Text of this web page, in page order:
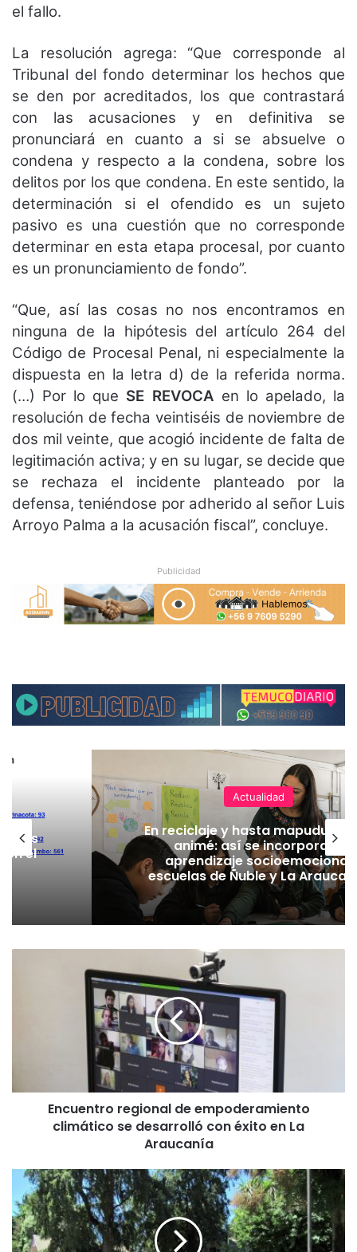
el fallo.
La resolución agrega: “Que corresponde al
Tribunal del fondo determinar los hechos que
se den por acreditados, los que contrastará
con las acusaciones y en definitiva se
pronunciará en cuanto a si se absuelve o
condena y respecto a la condena, sobre los
delitos por los que condena. En este sentido, la
determinación si el ofendido es un sujeto
pasivo es una cuestión que no corresponde
determinar en esta etapa procesal, por cuanto
es un pronunciamiento de fondo”.
“Que, así las cosas no nos encontramos en
ninguna de la hipótesis del artículo 264 del
Código de Procesal Penal, ni especialmente la
dispuesta en la letra d) de la referida norma.
(…) Por lo que SE REVOCA en lo apelado, la
resolución de fecha veintiséis de noviembre de
dos mil veinte, que acogió incidente de falta de
legitimación activa; y en su lugar, se decide que
se rechaza el incidente planteado por la
defensa, teniéndose por adherido al señor Luis
Arroyo Palma a la acusación fiscal”, concluye.
Publicidad
más
en el
Actualidad
En reciclaje y hasta
animé: así se incorpora el
aprendizaje socioemocional
escuelas de Ñuble y La
o
a
l
d
Encuentro regional de empoderamiento
climático se desarrolló con éxito en La
Araucanía
b
d
e